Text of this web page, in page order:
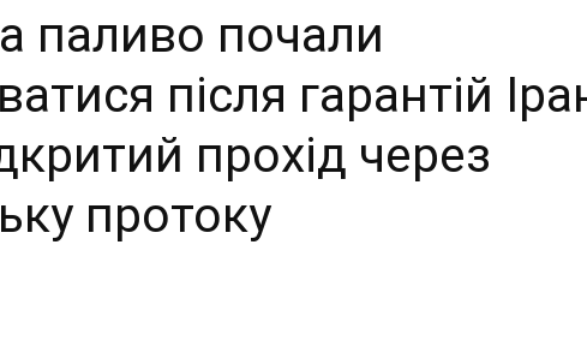
паливо почали
після гарантій
прохід через
протоку